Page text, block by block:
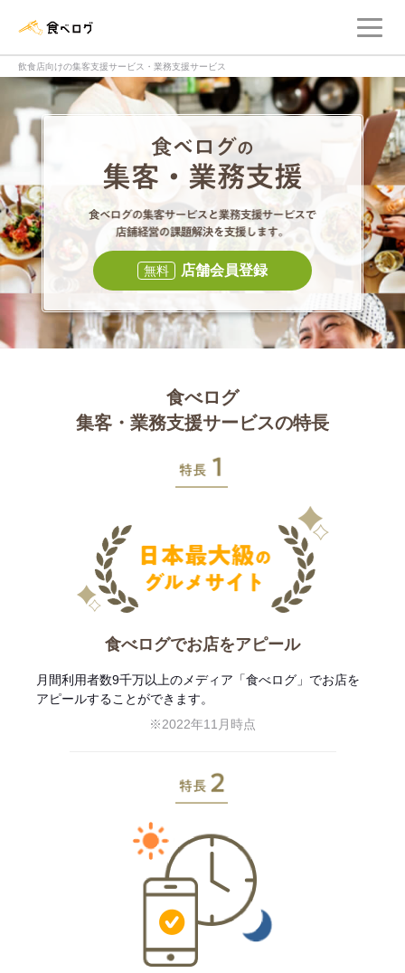
飲食店向けの集客支援サービス・業務支援サービス
食べログの集客
食べログの集
無料 店舗会員登録
食べログ
集客・業務支援サービスの特長
食べログでお店をアピール
月間利用者数9千万以上のメディア「食べログ」でお店を
アピールすることができます。
※2022年11月時点